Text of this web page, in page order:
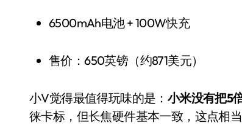
6500mAh电池 + 100W快充
售价：650英镑（约871美元）
小V觉得最值得玩味的是： 小米没有把5
徕卡标，但长焦硬件基本一致，这点相